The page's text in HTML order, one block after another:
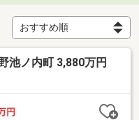
池ノ内町 3,880万円
円